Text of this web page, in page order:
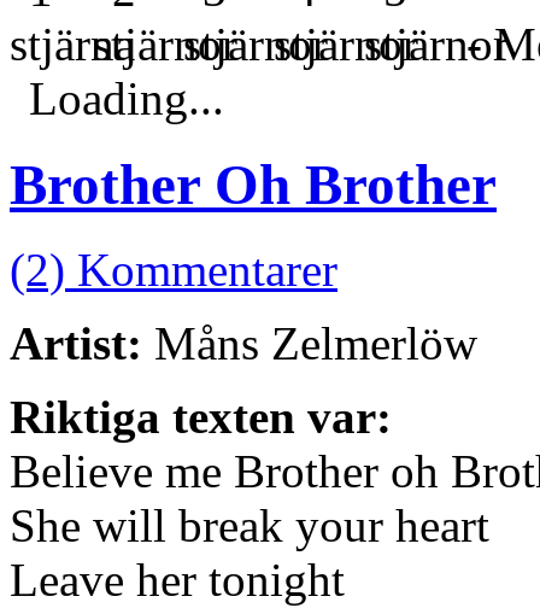
-
Loading...
Brother Oh Brother
(2) Kommentarer
Artist: Måns Zelmerlöw
Riktiga texten var:
Believe me Brother oh
She will break your heart
Leave her tonight